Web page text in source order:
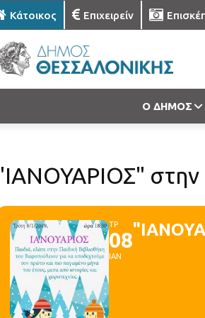
Κάτοικος Επιχειρείν
Ο ΔΗΜΟΣ
στην
ΤΡ
08
ΙΑΝ